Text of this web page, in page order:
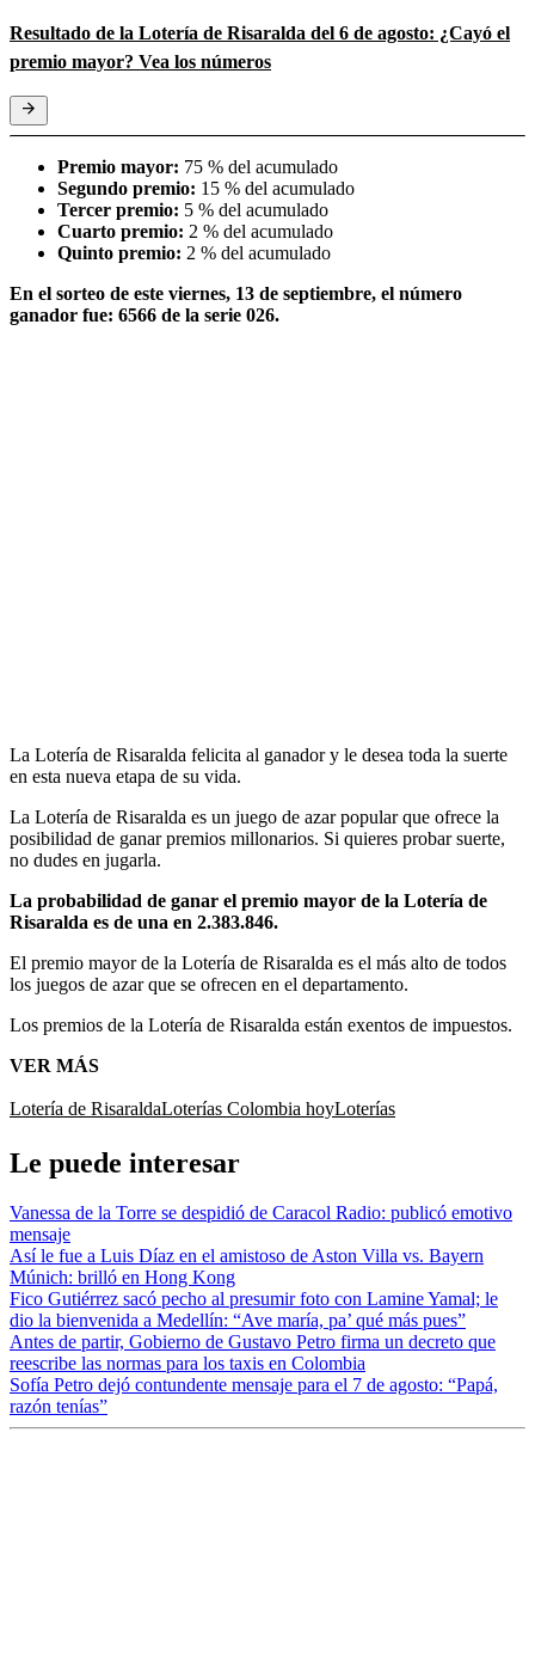
Resultado de la Lotería de Risaralda del 6 de agosto: ¿Cayó el
premio mayor? Vea los números
Premio mayor: 75 % del acumulado
Segundo premio: 15 % del acumulado
Tercer premio: 5 % del acumulado
Cuarto premio: 2 % del acumulado
Quinto premio: 2 % del acumulado
En el sorteo de este viernes, 13 de septiembre, el número
ganador fue: 6566 de la serie 026.
La Lotería de Risaralda felicita al ganador y le desea toda la suerte
en esta nueva etapa de su vida.
La Lotería de Risaralda es un juego de azar popular que ofrece la
posibilidad de ganar premios millonarios. Si quieres probar suerte,
no dudes en jugarla.
La probabilidad de ganar el premio mayor de la Lotería de
Risaralda es de una en 2.383.846.
El premio mayor de la Lotería de Risaralda es el más alto de todos
los juegos de azar que se ofrecen en el departamento.
Los premios de la Lotería de Risaralda están exentos de impuestos.
VER MÁS
Lotería de RisaraldaLoterías Colombia hoyLoterías
Le puede interesar
Vanessa de la Torre se despidió de Caracol Radio: publicó emotivo
mensaje
Así le fue a Luis Díaz en el amistoso de Aston Villa vs. Bayern
Múnich: brilló en Hong Kong
Fico Gutiérrez sacó pecho al presumir foto con Lamine Yamal; le
dio la bienvenida a Medellín: “Ave maría, pa’ qué más pues”
Antes de partir, Gobierno de Gustavo Petro firma un decreto que
reescribe las normas para los taxis en Colombia
Sofía Petro dejó contundente mensaje para el 7 de agosto: “Papá,
razón tenías”